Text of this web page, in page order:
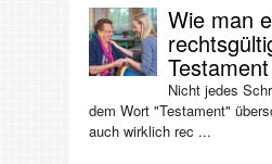
Wie man
Nicht jedes
dem Wort "Testament"
auch wirklich rec ...